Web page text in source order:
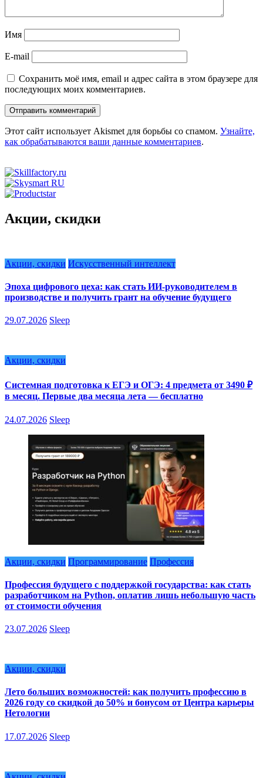
Имя
E-mail
Сохранить моё имя, email и адрес сайта в этом браузере для
последующих моих комментариев.
Этот сайт использует Akismet для борьбы со спамом. Узнайте,
как обрабатываются ваши данные комментариев.
Акции, скидки
Акции, скидки Искусственный интеллект
Эпоха цифрового цеха: как стать ИИ-руководителем в
производстве и получить грант на обучение будущего
29.07.2026 Sleep
Акции, скидки
Системная подготовка к ЕГЭ и ОГЭ: 4 предмета от 3490 ₽
в месяц. Первые два месяца лета — бесплатно
24.07.2026 Sleep
Акции, скидки Программирование Профессия
Профессия будущего с поддержкой государства: как стать
разработчиком на Python, оплатив лишь небольшую часть
от стоимости обучения
23.07.2026 Sleep
Акции, скидки
Лето больших возможностей: как получить профессию в
2026 году со скидкой до 50% и бонусом от Центра карьеры
Нетологии
17.07.2026 Sleep